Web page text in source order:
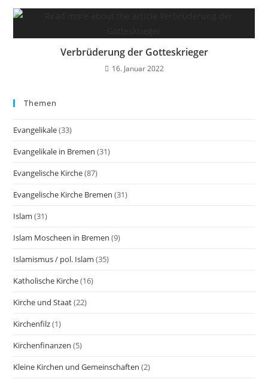
Verbrüderung der Gotteskrieger
16. Januar 2022
Themen
Evangelikale(33)
Evangelikale in Bremen (31)
Evangelische Kirche(87)
Evangelische Kirche Bremen (31)
Islam (31)
Islam Moscheen in Bremen (9)
Islamismus / pol. Islam (35)
Katholische Kirche(16)
Kirche und Staat(22)
Kirchenfilz(1)
Kirchenfinanzen (5)
Kleine Kirchen und Gemeinschaften (2)